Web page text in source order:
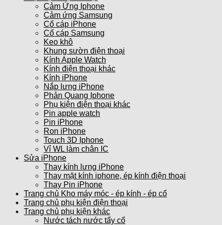
Cảm Ứng Iphone
Cảm ứng Samsung
Cổ cáp iPhone
Cổ cáp Samsung
Keo khô
Khung sườn điện thoại
Kính Apple Watch
Kính điện thoại khác
Kính iPhone
Nắp lưng iPhone
Phản Quang Iphone
Phụ kiện điện thoại khác
Pin apple watch
Pin iPhone
Ron iPhone
Touch 3D Iphone
Vỉ WL làm chân IC
Sửa iPhone
Thay kính lưng iPhone
Thay mặt kính iphone, ép kính điện thoại
Thay Pin iPhone
Trang chủ Kho máy móc - ép kính - ép cổ
Trang chủ phụ kiện điện thoại
Trang chủ phụ kiện khác
Nước tách nước tẩy cổ